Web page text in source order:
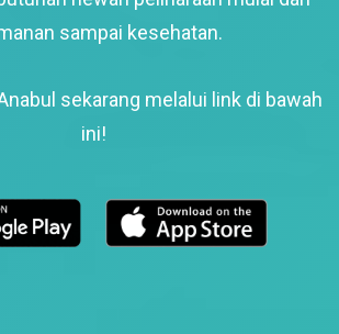
sampai kesehatan.
sekarang melalui link di bawah
ini!